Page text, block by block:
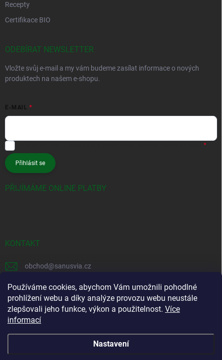
Používáme cookies, abychom Vám umožnili pohodlné
prohlížení webu a díky analýze provozu webu neustále
zlepšovali jeho funkce, výkon a použitelnost. Více
informací
Nastavení
Recepty
Certifikace BIO
ODEBÍRAT NEWSLETTER
Vložte svůj e-mail a my vám budeme zasílat informace o nových
produktech na našem e-shopu.
E-MAIL
Přihlásit se
PŘIJÍMÁME ONLINE PLATBY
KONTAKT
obchod@sanusvia.cz
+420 604 245 725
https://www.facebook.com/sanusvia
https://www.instagram.com/sanusvia